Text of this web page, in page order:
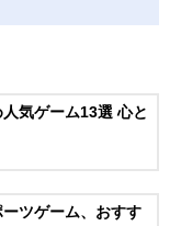
気ゲーム13選 心と
ツゲーム、おすす